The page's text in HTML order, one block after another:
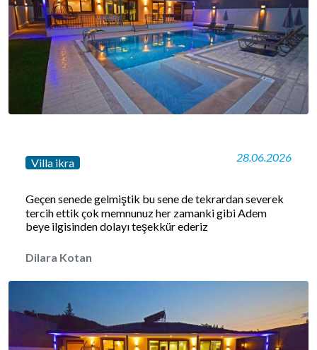
Villa ikra 28.06.2026
Geçen senede gelmiştik bu sene de tekrardan severek
tercih ettik çok memnunuz her zamanki gibi Adem
beye ilgisinden dolayı teşekkür ederiz
Dilara Kotan